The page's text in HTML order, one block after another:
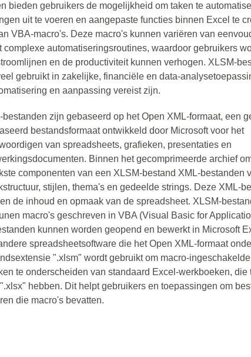
bieden gebruikers de mogelijkheid om taken te
uit te voeren en aangepaste functies binnen Excel te
VBA-macro's. Deze macro's kunnen variëren van
complexe automatiseringsroutines, waardoor gebruikers
en de productiviteit kunnen verhogen. XLSM-
gebruikt in zakelijke, financiële en data-
en aanpassing vereist zijn.
bestanden zijn gebaseerd op het Open XML-formaat, een
bestandsformaat ontwikkeld door Microsoft voor het
van spreadsheets, grafieken, presentaties en
Binnen het gecomprimeerde archief
componenten van een XLSM-bestand XML-bestanden
stijlen, thema's en gedeelde strings. Deze XML-
de inhoud en opmaak van de spreadsheet. XLSM-
macro's geschreven in VBA (Visual Basic for
kunnen worden geopend en bewerkt in Microsoft
spreadsheetsoftware die het Open XML-formaat
".xlsm" wordt gebruikt om macro-
te onderscheiden van standaard Excel-werkboeken, die
hebben. Dit helpt gebruikers en toepassingen om
die macro's bevatten.